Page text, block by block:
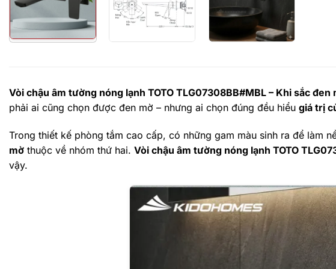
Vòi chậu âm tường nóng lạnh TOTO TLG07308BB#MBL – Khi sắc
phải ai cũng chọn được đen mờ – nhưng ai chọn đúng đều hiểu giá trị
Trong thiết kế phòng tắm cao cấp, có những gam màu sinh ra để làm
mờ thuộc về nhóm thứ hai. Vòi chậu âm tường nóng lạnh TOTO
vậy.